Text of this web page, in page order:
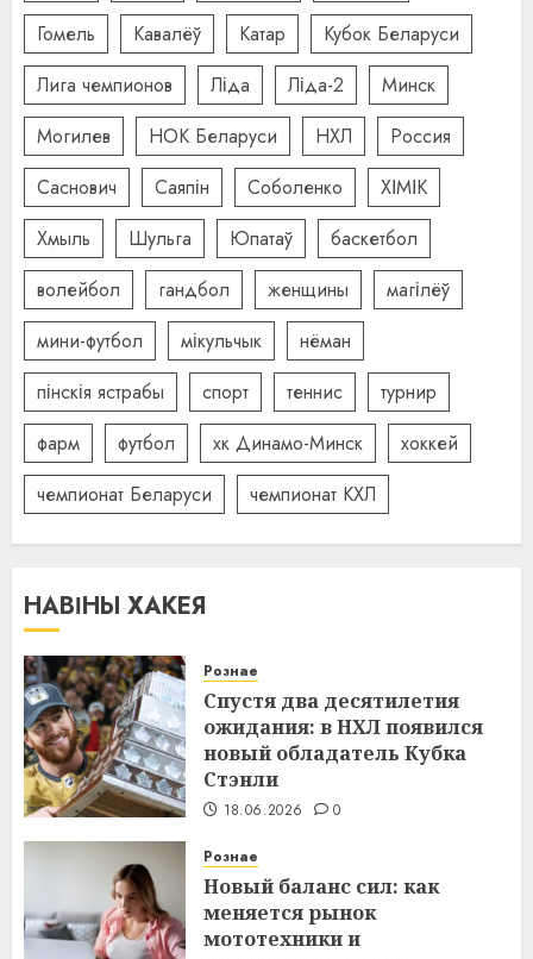
Гомель
Кавалёў Катар
Кубок Беларуси
Лига чемпионов
Ліда Ліда-2
Минск
Могилев
НОК Беларуси НХЛ
Россия
Саснович
Саяпін Соболенко
ХІМІК
Хмыль
Шульга Юпатаў
баскетбол
волейбол
гандбол женщины
магілёў
мини-футбол
мікульчык
нёман
пінскія ястрабы
спорт теннис
турнир
фарм
футбол хк Динамо-Минск
хоккей
чемпионат Беларуси
чемпионат КХЛ
НАВІНЫ ХАКЕЯ
Рознае
Спустя два десятилетия
ожидания: в НХЛ появился
новый обладатель Кубка
Стэнли
18.06.2026 0
Рознае
Новый баланс сил: как
меняется рынок
мототехники и